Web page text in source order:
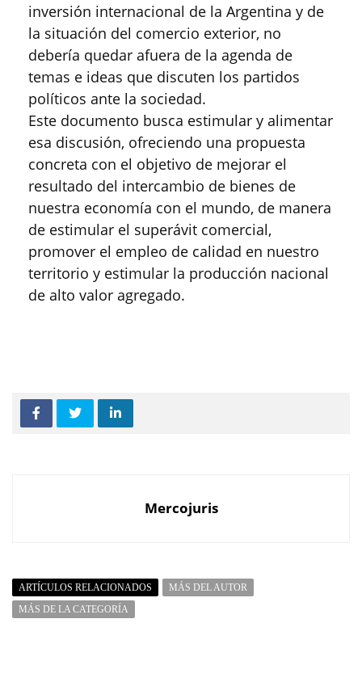
inversión internacional de la Argentina y de
la situación del comercio exterior, no
debería quedar afuera de la agenda de
temas e ideas que discuten los partidos
políticos ante la sociedad.
Este documento busca estimular y alimentar
esa discusión, ofreciendo una propuesta
concreta con el objetivo de mejorar el
resultado del intercambio de bienes de
nuestra economía con el mundo, de manera
de estimular el superávit comercial,
promover el empleo de calidad en nuestro
territorio y estimular la producción nacional
de alto valor agregado.
Mercojuris
ARTÍCULOS RELACIONADOS
MÁS DEL AUTOR
MÁS DE LA CATEGORÍA